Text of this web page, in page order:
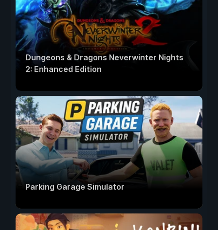
Dungeons & Dragons Neverwinter Nights
2: Enhanced Edition
Parking Garage Simulator